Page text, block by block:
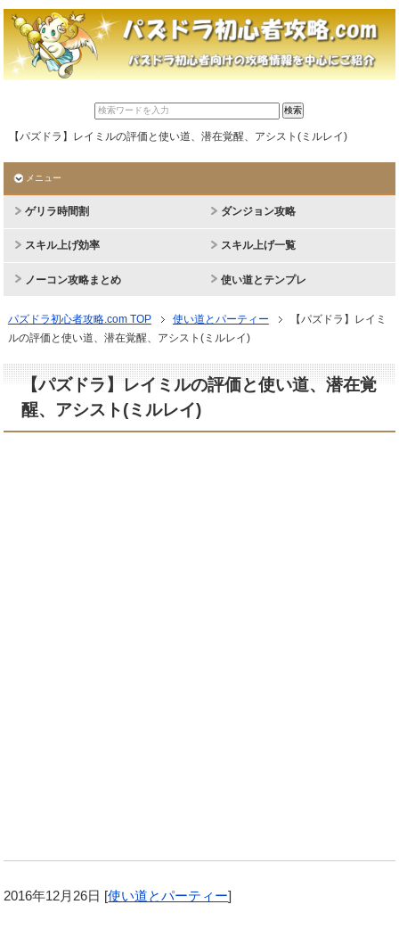
【パズドラ】レイミルの評価と使い道、潜在覚醒、アシスト(ミルレイ)
メニュー
ゲリラ時間割 ダンジョン攻略
スキル上げ効率 スキル上げ一覧
ノーコン攻略まとめ 使い道とテンプレ
パズドラ初心者攻略.com TOP 使い道とパーティー
【パズドラ】レイミ
ルの評価と使い道、潜在覚醒、アシスト(ミルレイ)
【パズドラ】レイミルの評価と使い道、潜在覚
醒、アシスト(ミルレイ)
2016年12月26日 [使い道とパーティー]